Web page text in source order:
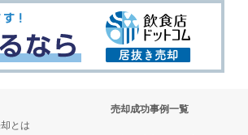
とは
売却成功事例一覧